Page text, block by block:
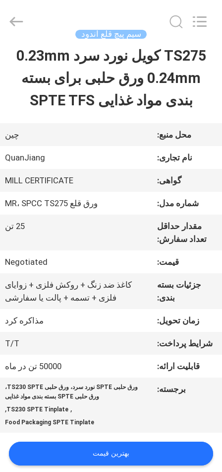
صفحه
اصلی
درباره
کارخانه
کنترل
کیفیت
بگیرید
METAL
سیم پیچ قلع اندود
TS275 کویل نورد سرد 0.23mm
0.24mm ورق حلبی برای بسته
بندی مواد غذایی SPTE TFS
محل منبع: چین
نام تجاری: QuanJiang
گواهی: MILL CERTIFICATE
شماره مدل: ورق قلع MR، SPCC TS275
مقدار حداقل
تعداد سفارش:
25 تن
قیمت: Negotiated
جزئیات بسته
بندی:
کاغذ ضد زنگ + روکش فلزی + زوایای
فلزی + تسمه + پالت یا سفارشی
زمان تحویل: مذاکره کرد
شرایط پرداخت: T/T
قابلیت ارائه: 50000 تن در ماه
برجسته:
ورق حلبی SPTE نورد سرد، ورق حلبی TS230 SPTE،
ورق حلبی SPTE بسته بندی مواد غذایی
,
TS230 SPTE Tinplate
,
Food Packaging SPTE Tinplate
بهترین قیمت